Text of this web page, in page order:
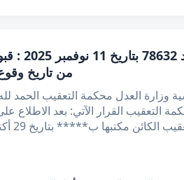
قرار
من تاريخ
التعقيب القرار الآتي: بعد